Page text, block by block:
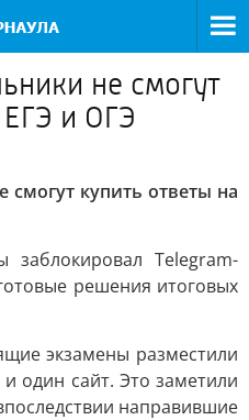
не смогут
ЕГЭ и ОГЭ
купить ответы на
заблокировал Telegram-
решения итоговых
экзамены разместили
один сайт. Это заметили
направившие